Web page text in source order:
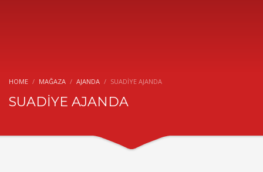
HOME MAĞAZA AJANDA SUADİYE AJANDA
SUADİYE AJANDA